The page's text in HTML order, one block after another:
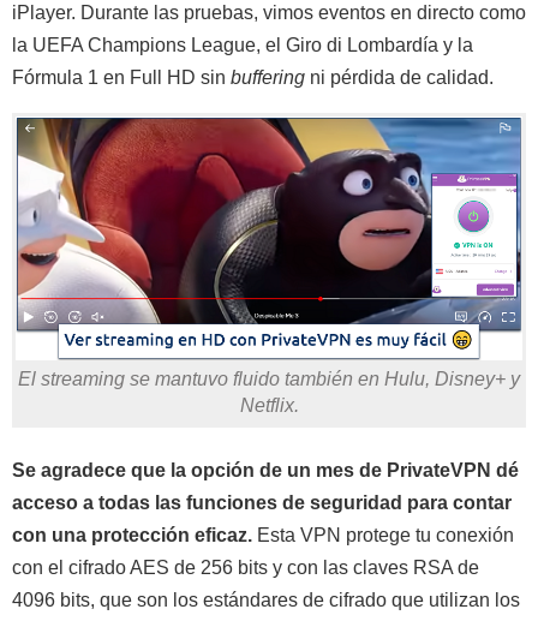
iPlayer. Durante las pruebas, vimos eventos en directo como
la UEFA Champions League, el Giro di Lombardía y la
Fórmula 1 en Full HD sin buffering ni pérdida de calidad.
El streaming se mantuvo fluido también en Hulu, Disney+ y
Netflix.
Se agradece que la opción de un mes de PrivateVPN dé
acceso a todas las funciones de seguridad para contar
con una protección eficaz. Esta VPN protege tu conexión
con el cifrado AES de 256 bits y con las claves RSA de
4096 bits, que son los estándares de cifrado que utilizan los